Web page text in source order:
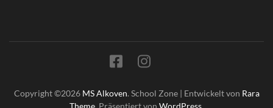
Copyright ©2026 MS Alkoven. School Zone | Entwickelt von Rara
Theme . Präsentiert von WordPress